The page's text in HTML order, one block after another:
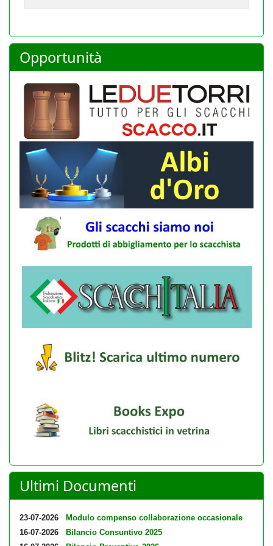
Opportunità
Ultimi Documenti
23-07-2026
Modulo compenso collaborazione occasionale
16-07-2026
Bilancio Consuntivo 2025